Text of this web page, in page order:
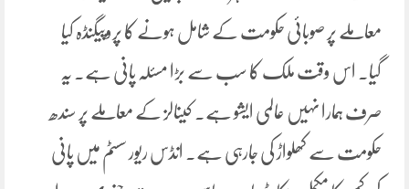
معاملے پر صوبائی حکومت کے شامل ہونے کا پروپیگنڈہ کیا
گیا۔ اس وقت ملک کا سب سے بڑا مسئلہ پانی ہے۔ یہ
صرف ہمارا نہیں عالمی ایشو ہے۔ کینالز کے معاملے پر سندھ
حکومت سے کھلواڑ کی جارہی ہے۔ انڈس ریور سسٹم میں پانی